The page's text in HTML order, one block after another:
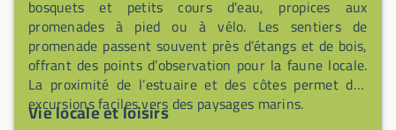
bosquets et petits cours d’eau, propices aux
promenades à pied ou à vélo. Les sentiers de
promenade passent souvent près d’étangs et de bois,
offrant des points d’observation pour la faune locale.
La proximité de l’estuaire et des côtes permet des
excursions faciles vers des paysages marins.
Vie locale et loisirs